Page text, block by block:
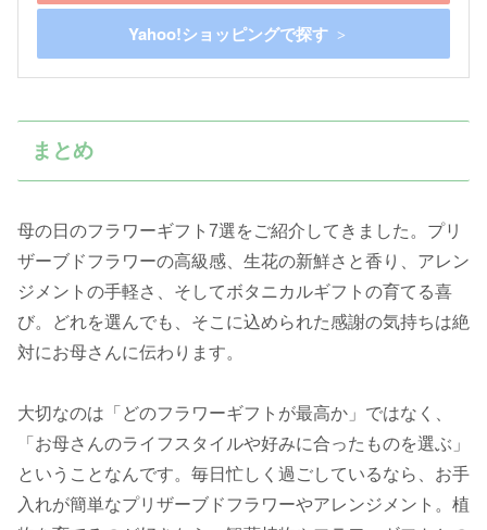
Yahoo!ショッピングで探す
まとめ
母の日のフラワーギフト7選をご紹介してきました。プリ
ザーブドフラワーの高級感、生花の新鮮さと香り、アレン
ジメントの手軽さ、そしてボタニカルギフトの育てる喜
び。どれを選んでも、そこに込められた感謝の気持ちは絶
対にお母さんに伝わります。
大切なのは「どのフラワーギフトが最高か」ではなく、
「お母さんのライフスタイルや好みに合ったものを選ぶ」
ということなんです。毎日忙しく過ごしているなら、お手
入れが簡単なプリザーブドフラワーやアレンジメント。植